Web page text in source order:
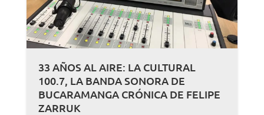
33 AÑOS AL AIRE: LA CULTURAL
100.7, LA BANDA SONORA DE
BUCARAMANGA CRÓNICA DE FELIPE
ZARRUK